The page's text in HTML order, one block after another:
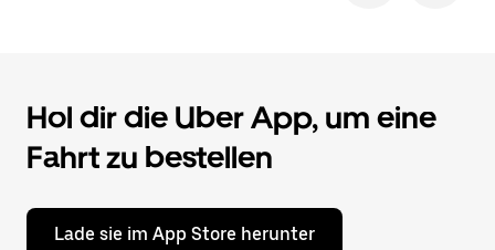
Hol dir die Uber App, um eine
Fahrt zu bestellen
Lade sie im App Store herunter